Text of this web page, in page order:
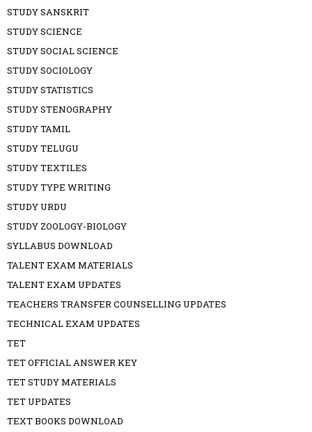
STUDY SANSKRIT
STUDY SCIENCE
STUDY SOCIAL SCIENCE
STUDY SOCIOLOGY
STUDY STATISTICS
STUDY STENOGRAPHY
STUDY TAMIL
STUDY TELUGU
STUDY TEXTILES
STUDY TYPE WRITING
STUDY URDU
STUDY ZOOLOGY-BIOLOGY
SYLLABUS DOWNLOAD
TALENT EXAM MATERIALS
TALENT EXAM UPDATES
TEACHERS TRANSFER COUNSELLING UPDATES
TECHNICAL EXAM UPDATES
TET
TET OFFICIAL ANSWER KEY
TET STUDY MATERIALS
TET UPDATES
TEXT BOOKS DOWNLOAD